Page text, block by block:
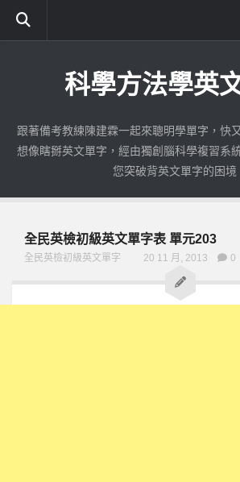
成為付費會員
如何註冊與登入
練習識字|公職英文
錯誤加強|公職英文
考古題加強|公職英文
科學方法學英
跟著備考教練陳建霖一起來聰明學單字，快
想像瞎掰英文單字，經由獨創腦科學複習系
您突破背英文單字的困境
全民英檢初級英文單字表 單元203
全民英檢初級英文單字 20 11 月, 2013 0